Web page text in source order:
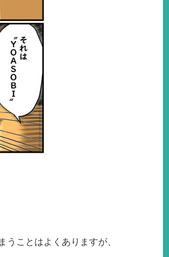
ことはよくありますが、